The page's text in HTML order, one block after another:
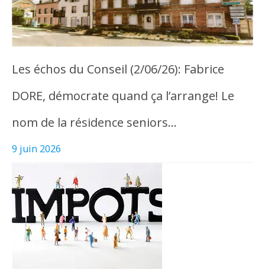
Les échos du Conseil (2/06/26): Fabrice
DORE, démocrate quand ça l’arrange! Le
nom de la résidence seniors…
9 juin 2026